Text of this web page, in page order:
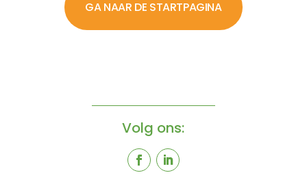
GA NAAR DE STARTPAGINA
Volg ons: